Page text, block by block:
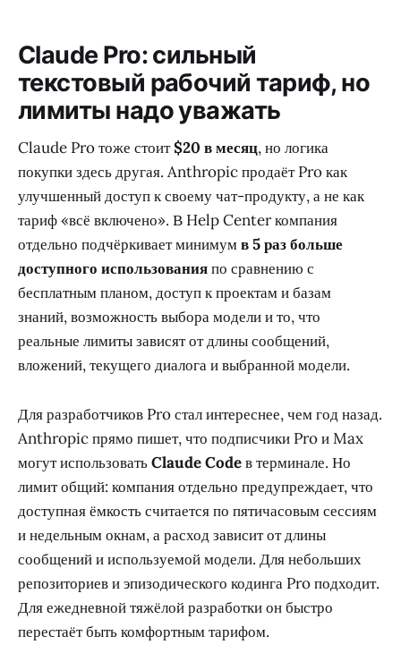
Claude Pro: сильный
текстовый рабочий тариф, но
лимиты надо уважать
Claude Pro тоже стоит$20 в месяц, но логика
покупки здесь другая. Anthropic продаёт Pro как
улучшенный доступ к своему чат-продукту, а не как
тариф «всё включено». В Help Center компания
отдельно подчёркивает минимумв 5 раз больше
доступного использованияпо сравнению с
бесплатным планом, доступ к проектам и базам
знаний, возможность выбора модели и то, что
реальные лимиты зависят от длины сообщений,
вложений, текущего диалога и выбранной модели.
Для разработчиков Pro стал интереснее, чем год назад.
Anthropic прямо пишет, что подписчики Pro и Max
могут использоватьClaude Codeв терминале. Но
лимит общий: компания отдельно предупреждает, что
доступная ёмкость считается по пятичасовым сессиям
и недельным окнам, а расход зависит от длины
сообщений и используемой модели. Для небольших
репозиториев и эпизодического кодинга Pro подходит.
Для ежедневной тяжёлой разработки он быстро
перестаёт быть комфортным тарифом.